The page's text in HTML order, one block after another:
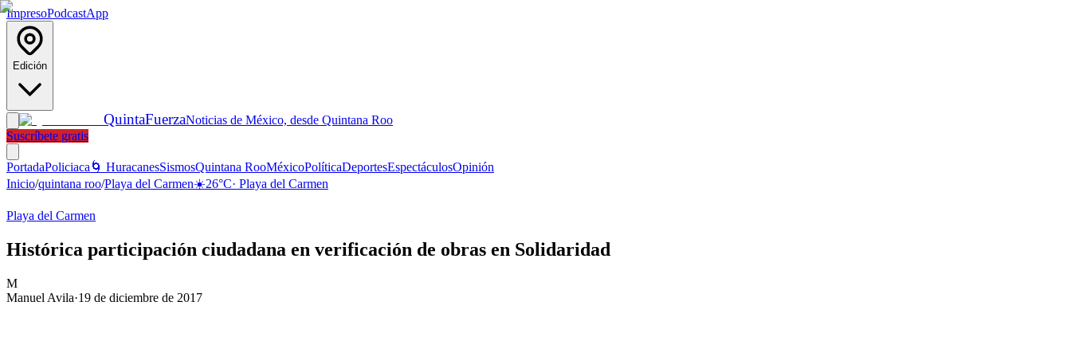
ImpresoPodcastApp
Edición
QuintaFuerzaNoticias de México, desde Quintana Roo
Suscríbete gratis
PortadaPoliciaca 🌀 HuracanesSismosQuintana RooMéxicoPolíticaDeportesEspectáculosOpinión
Inicio/quintana roo/Playa del Carmen☀️26°C· Playa del Carmen
Playa del Carmen
Histórica participación ciudadana en verificación de obras en Solidaridad
M
Manuel Avila·19 de diciembre de 2017